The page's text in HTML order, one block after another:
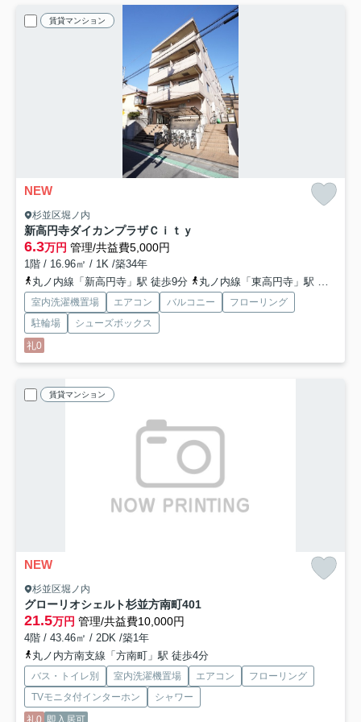
賃貸マンション
NEW
杉並区堀ノ内
新高円寺ダイカンプラザＣｉｔｙ
6.3万円 管理/共益費5,000円
1階 / 16.96㎡ / 1K /築34年
丸ノ内線「新高円寺」駅 徒歩9分
丸ノ内線「東高円寺」駅 徒歩15分
室内洗濯機置場 エアコン バルコニー
フローリング
駐輪場
シューズボックス
礼0
賃貸マンション
NEW
杉並区堀ノ内
グローリオシェルト杉並方南町401
21.5万円 管理/共益費10,000円
4階 / 43.46㎡ / 2DK /築1年
丸ノ内方南支線「方南町」駅 徒歩4分
バス・トイレ別 室内洗濯機置場 エアコン
フローリング
TVモニタ付インターホン
シャワー
礼0
即入居可